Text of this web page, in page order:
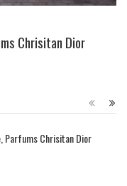
Chrisitan Dior
Parfums Chrisitan Dior